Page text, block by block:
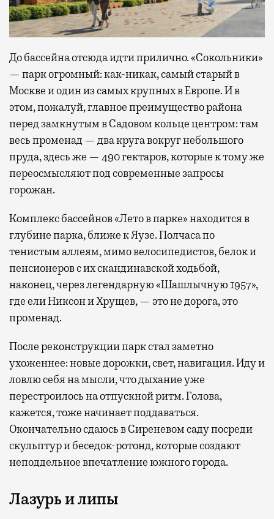
До бассейна отсюда идти прилично. «Сокольники»
— парк огромный: как-никак, самый старый в
Москве и один из самых крупных в Европе. И в
этом, пожалуй, главное преимущество района
перед замкнутым в Садовом кольце центром: там
весь променад — два круга вокруг небольшого
пруда, здесь же — 490 гектаров, которые к тому же
переосмысляют под современные запросы
горожан.
Комплекс бассейнов «Лето в парке» находится в
глубине парка, ближе к Яузе. Полчаса по
тенистым аллеям, мимо велосипедистов, белок и
пенсионеров с их скандинавской ходьбой,
наконец, через легендарную «Шашлычную 1957»,
где ели Никсон и Хрущев, — это не дорога, это
променад.
После реконструкции парк стал заметно
ухоженнее: новые дорожки, свет, навигация. Иду и
ловлю себя на мысли, что дыхание уже
перестроилось на отпускной ритм. Голова,
кажется, тоже начинает поддаваться.
Окончательно сдаюсь в Сиреневом саду посреди
скульптур и беседок-ротонд, которые создают
неподдельное впечатление южного города.
Лазурь и липы